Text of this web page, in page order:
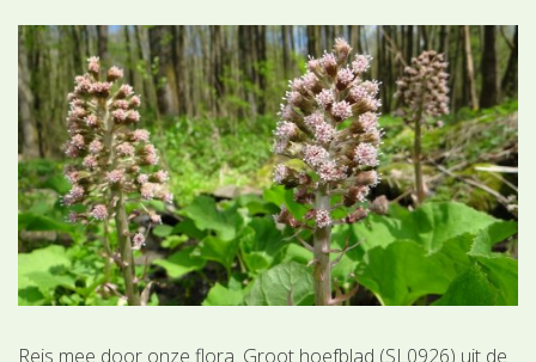
Reis mee door onze flora. Groot hoefblad (SL0926) uit de